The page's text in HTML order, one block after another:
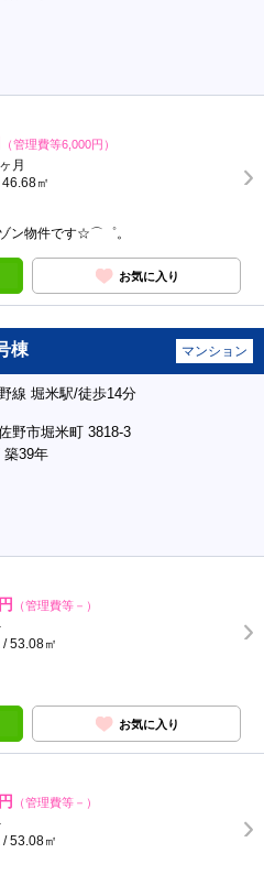
（管理費等6,000円）
月
㎡
ン物件です☆⌒゜。
お気に入り
棟 マンション
線 堀米駅/徒歩14分
野市堀米町 3818-3
築39年
（管理費等－）
53.08㎡
お気に入り
（管理費等－）
53.08㎡